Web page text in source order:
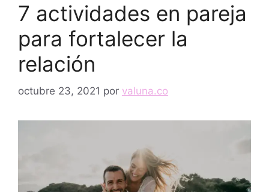
7 actividades en pareja
para fortalecer la
relación
octubre 23, 2021 por valuna.co